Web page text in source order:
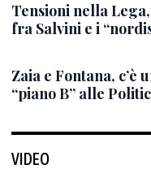
Tensioni nella
fra Salvini e i
Zaia e Fontana,
“piano B” alle
VIDEO